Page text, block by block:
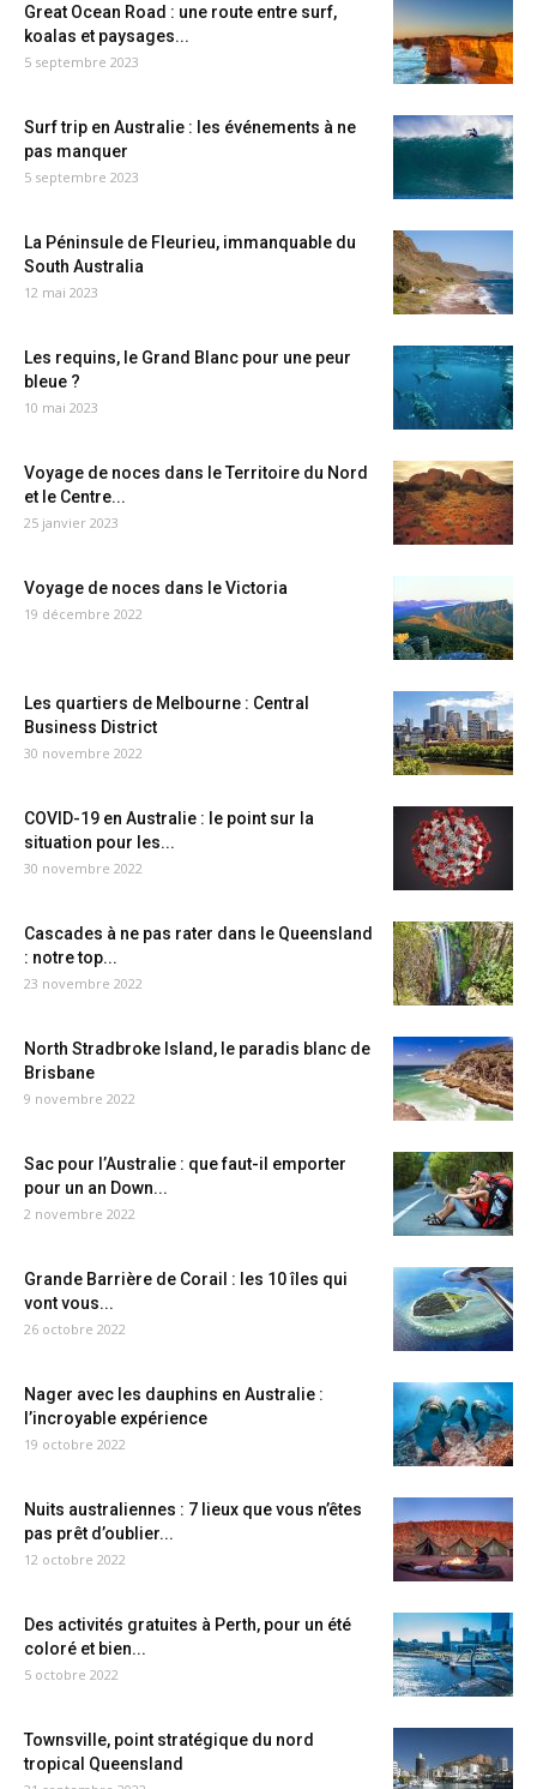
Great Ocean Road : une route entre surf,
koalas et paysages...
5 septembre 2023
Surf trip en Australie : les événements à ne
pas manquer
5 septembre 2023
La Péninsule de Fleurieu, immanquable du
South Australia
12 mai 2023
Les requins, le Grand Blanc pour une peur
bleue ?
10 mai 2023
Voyage de noces dans le Territoire du Nord
et le Centre...
25 janvier 2023
Voyage de noces dans le Victoria
19 décembre 2022
Les quartiers de Melbourne : Central
Business District
30 novembre 2022
COVID-19 en Australie : le point sur la
situation pour les...
30 novembre 2022
Cascades à ne pas rater dans le Queensland
: notre top...
23 novembre 2022
North Stradbroke Island, le paradis blanc de
Brisbane
9 novembre 2022
Sac pour l’Australie : que faut-il emporter
pour un an Down...
2 novembre 2022
Grande Barrière de Corail : les 10 îles qui
vont vous...
26 octobre 2022
Nager avec les dauphins en Australie :
l’incroyable expérience
19 octobre 2022
Nuits australiennes : 7 lieux que vous n’êtes
pas prêt d’oublier...
12 octobre 2022
Des activités gratuites à Perth, pour un été
coloré et bien...
5 octobre 2022
Townsville, point stratégique du nord
tropical Queensland